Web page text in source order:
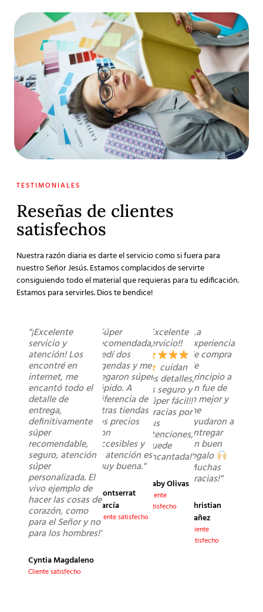
TESTIMONIALES
Reseñas de clientes
satisfechos
Nuestra razón diaria es darte el servicio como si fuera para
nuestro Señor Jesús. Estamos complacidos de servirte
consiguiendo todo el material que requieras para tu edificación.
Estamos para servirles. Dios te bendice!
"¡Excelente
servicio y
atención! Los
encontré en
internet, me
encantó todo el
detalle de
entrega,
definitivamente
súper
recomendable,
seguro, atención
súper
personalizada. El
vivo ejemplo de
hacer las cosas de
corazón, como
para el Señor y no
para los hombres!"
Cyntia Magdaleno
Cliente satisfecho
"Súper
recomendada,
pedí dos
agendas y me
llegaron súper
rápido. A
diferencia de
otras tiendas
los precios
son
accesibles y
la atención es
muy buena."
Montserrat
García
Cliente satisfecho
"Excelente
servicio!!
cuidan
los detalles,
es seguro y
súper fácil!!
Gracias por
sus
atenciones,
quede
encantada!"
Gaby Olivas
Cliente
satisfecho
"La
experiencia
de compra
de
principio a
fin fue de
lo mejor y
me
ayudaron a
entregar
un buen
regalo
Muchas
gracias!"
Christian
Yañez
Cliente
satisfecho